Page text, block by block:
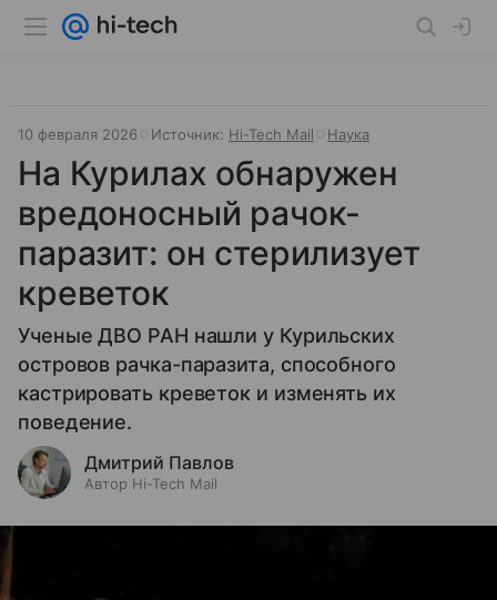
10 февраля 2026 Источник: Hi-Tech Mail Наука
На Курилах обнаружен
вредоносный рачок-
паразит: он стерилизует
креветок
Ученые ДВО РАН нашли у Курильских
островов рачка-паразита, способного
кастрировать креветок и изменять их
поведение.
Дмитрий Павлов
Автор Hi-Tech Mail